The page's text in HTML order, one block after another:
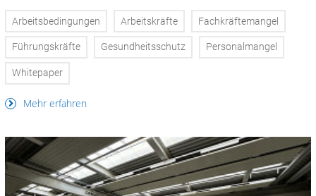
Arbeitsbedingungen Arbeitskräfte Fachkräftemangel
Führungskräfte Gesundheitsschutz Personalmangel
Whitepaper
Mehr erfahren